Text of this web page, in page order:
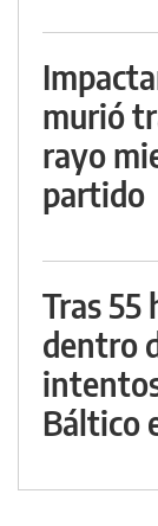
murió
rayo
partido
Tras
dentro
Báltico